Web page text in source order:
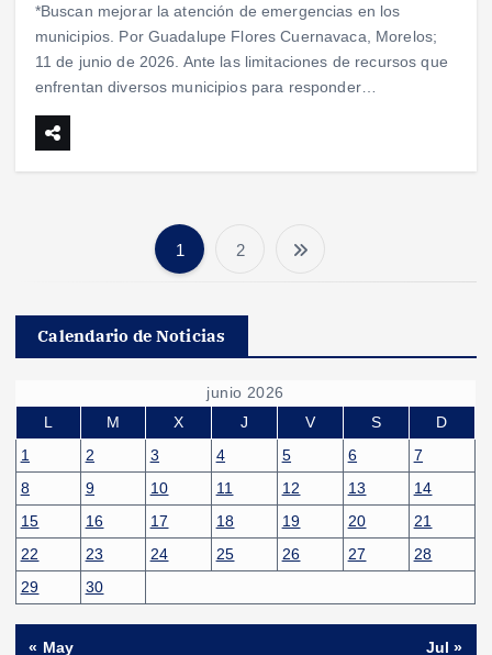
*Buscan mejorar la atención de emergencias en los
municipios. Por Guadalupe Flores Cuernavaca, Morelos;
11 de junio de 2026. Ante las limitaciones de recursos que
enfrentan diversos municipios para responder…
a
g
i
n
a
c
1 2
Calendario de Noticias
junio 2026
L
M X J V S
D
1
2 3 4 5 6
7
8
9 10 11 12 13
14
15
16 17 18 19 20
21
22
23 24 25 26 27
28
29
30
« May Jul »